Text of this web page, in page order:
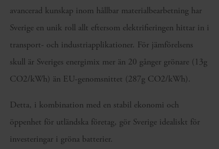
avancerad kunskap inom hållbar materialbearbetning har
Sverige en unik roll allt eftersom elektrifieringen hittar in i
transport- och industriapplikationer. För jämförelsens
skull är Sveriges energimix mer än 20 gånger grönare (13g
CO2/kWh) än EU-genomsnittet (287g CO2/kWh).
Detta, i kombination med en stabil ekonomi och
öppenhet för utländska företag, gör Sverige idealiskt för
investeringar i gröna batterier.